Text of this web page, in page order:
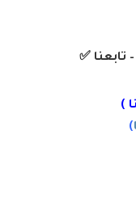
– تابعنا ✅
)
)